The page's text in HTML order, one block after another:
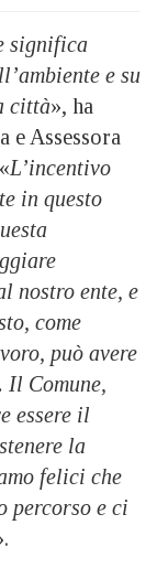
significa
e su
città», ha
e Assessora
L’incentivo
in questo
nostro ente, e
come
può avere
Comune,
essere il
la
felici che
percorso e ci